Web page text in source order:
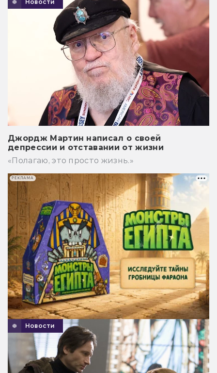
Новости
Джордж Мартин написал о своей
депрессии и отставании от жизни
«Полагаю, это просто жизнь.»
Новости
РЕКЛАМА